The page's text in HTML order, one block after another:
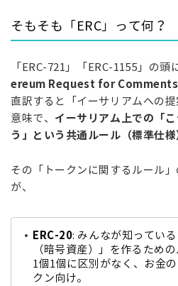
そもそも「ERC」って何？
「ERC-721」「ERC-1155」の頭
ereum Request for Comments
直訳すると「イーサリアムへの
意味で、 イーサリアム上での「
う」という共通ルール（標準仕
その「トークンに関するルール
が、
ERC-20: みんなが知ってい
（暗号資産）」を作るための
1個1個に区別がなく、お金
クン向け。